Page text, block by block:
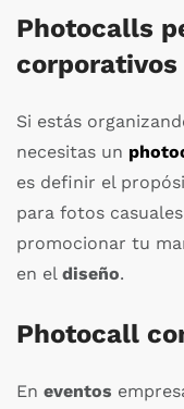
Photocalls
corporativos
Si estás
necesitas un
es definir el
para fotos
promocionar tu
en el diseño.
Photocall
En eventos